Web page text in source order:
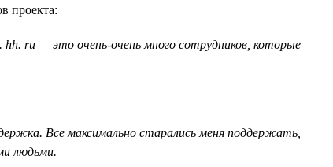
проекта:
ru — это очень-очень много сотрудников, которые
Все максимально старались меня поддержать,
людьми.